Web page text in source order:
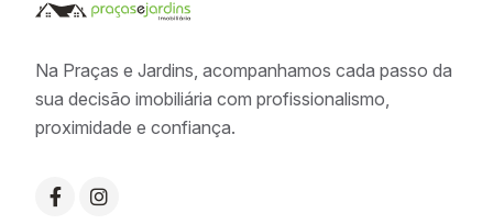
Na Praças e Jardins, acompanhamos cada passo da
sua decisão imobiliária com profissionalismo,
proximidade e confiança.